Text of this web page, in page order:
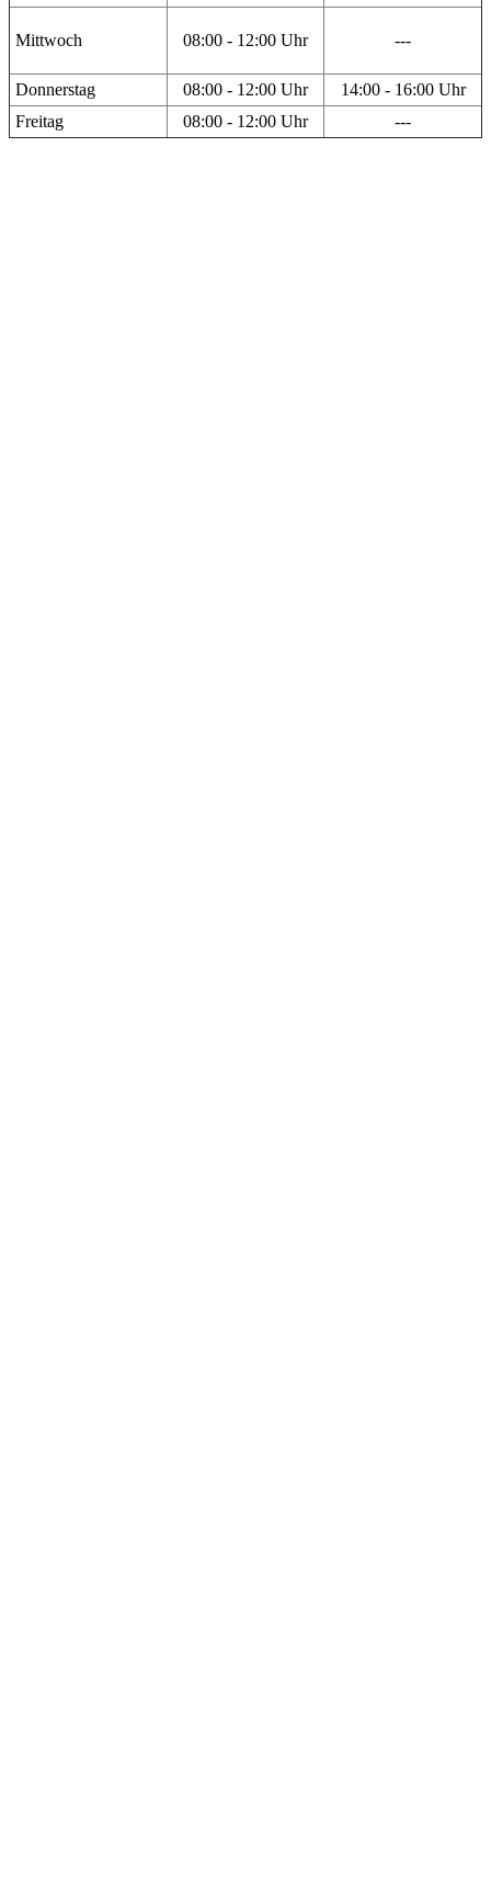
Mittwoch 08:00 - 12:00 Uhr ---
Donnerstag 08:00 - 12:00 Uhr
14:00 - 16:00 Uhr
Freitag
08:00 - 12:00 Uhr ---